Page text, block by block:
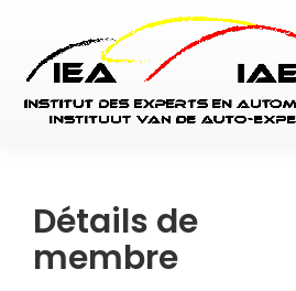
Détails de
membre